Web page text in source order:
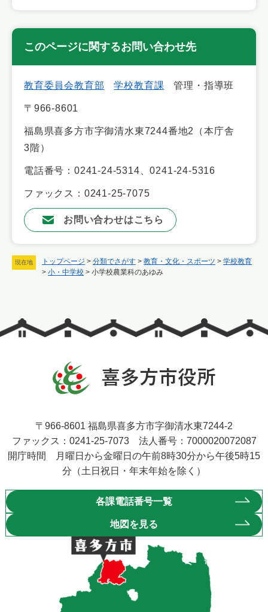
現在地 トップページ > 分類でさがす > 教育・文化・スポーツ > 学校教育
> 小・中学校 > 小学校農業科のあゆみ
このページに関するお問い合わせ先
教育委員会教育部 学校教育課 管理・指導班
〒966-8601
福島県喜多方市字御清水東7244番地2（本庁舎
3階）
電話番号：0241-24-5314、0241-24-5316
ファックス：0241-25-7075
お問い合わせはこちら
〒966-8601 福島県喜多方市字御清水東7244-2
ファックス：0241-25-7073 法人番号：7000020072087
開庁時間 月曜日から金曜日の午前8時30分から午後5時15
分（土日祝日・年末年始を除く）
各課電話番号一覧
地図を見る